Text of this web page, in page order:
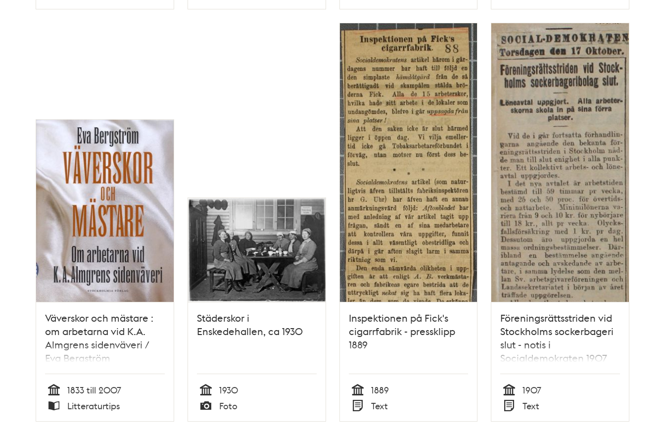
Typ Typ Typ Typ
Väverskor och mästare :
om arbetarna vid K.A.
Almgrens sidenväveri /
Eva Bergström
Tid
1833 till 2007
Typ
Litteraturtips
Städerskor i
Enskedehallen, ca 1930
Tid
1930
Typ
Foto
Inspektionen på Fick's
cigarrfabrik - pressklipp
1889
Tid
1889
Typ
Text
Föreningsrättsstriden vid
Stockholms sockerbageri
slut - notis i
Socialdemokraten 1907
Tid
1907
Typ
Text